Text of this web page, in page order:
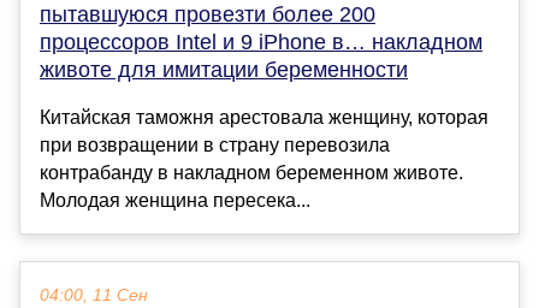
пытавшуюся провезти более 200
процессоров Intel и 9 iPhone в… накладном
животе для имитации беременности
Китайская таможня арестовала женщину, которая
при возвращении в страну перевозила
контрабанду в накладном беременном животе.
Молодая женщина пересека...
04:00, 11 Сен